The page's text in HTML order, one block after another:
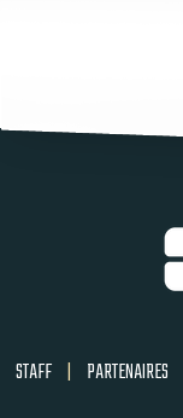
STAFF | PARTENAIRES